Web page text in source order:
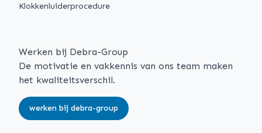
Klokkenluiderprocedure
Werken bij Debra-Group
De motivatie en vakkennis van ons team maken
het kwaliteitsverschil.
werken bij debra-group